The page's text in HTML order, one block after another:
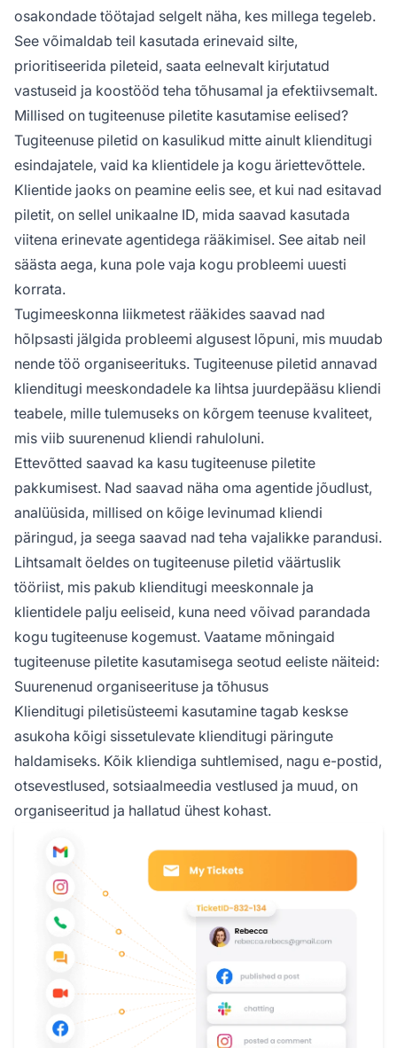
osakondade töötajad selgelt näha, kes millega tegeleb.
See võimaldab teil kasutada erinevaid silte,
prioritiseerida pileteid, saata eelnevalt kirjutatud
vastuseid ja koostööd teha tõhusamal ja efektiivsemalt.
Millised on tugiteenuse piletite kasutamise eelised?
Tugiteenuse piletid on kasulikud mitte ainult klienditugi
esindajatele, vaid ka klientidele ja kogu äriettevõttele.
Klientide jaoks on peamine eelis see, et kui nad esitavad
piletit, on sellel unikaalne ID, mida saavad kasutada
viitena erinevate agentidega rääkimisel. See aitab neil
säästa aega, kuna pole vaja kogu probleemi uuesti
korrata.
Tugimeeskonna liikmetest rääkides saavad nad
hõlpsasti jälgida probleemi algusest lõpuni, mis muudab
nende töö organiseerituks. Tugiteenuse piletid annavad
klienditugi meeskondadele ka lihtsa juurdepääsu kliendi
teabele, mille tulemuseks on kõrgem teenuse kvaliteet,
mis viib suurenenud kliendi rahuloluni.
Ettevõtted saavad ka kasu tugiteenuse piletite
pakkumisest. Nad saavad näha oma agentide jõudlust,
analüüsida, millised on kõige levinumad kliendi
päringud, ja seega saavad nad teha vajalikke parandusi.
Lihtsamalt öeldes on tugiteenuse piletid väärtuslik
tööriist, mis pakub klienditugi meeskonnale ja
klientidele palju eeliseid, kuna need võivad parandada
kogu tugiteenuse kogemust. Vaatame mõningaid
tugiteenuse piletite kasutamisega seotud eeliste näiteid:
Suurenenud organiseerituse ja tõhusus
Klienditugi piletisüsteemi kasutamine tagab keskse
asukoha kõigi sissetulevate klienditugi päringute
haldamiseks. Kõik kliendiga suhtlemised, nagu e-postid,
otsevestlused, sotsiaalmeedia vestlused ja muud, on
organiseeritud ja hallatud ühest kohast.